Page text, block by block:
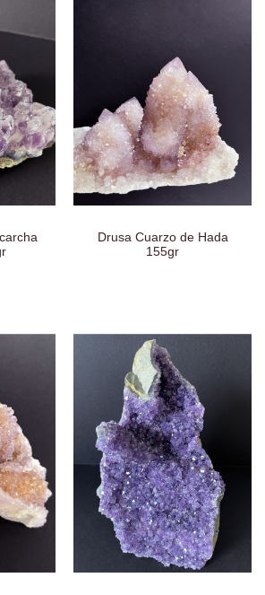
Drusa Cuarzo de Hada
155gr